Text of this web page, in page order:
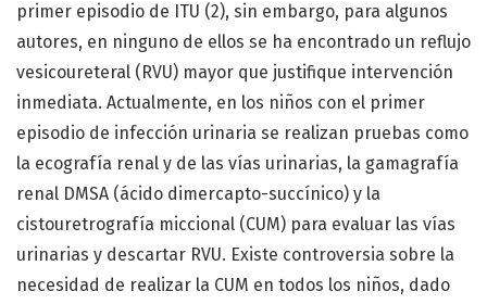
primer episodio de ITU (2), sin embargo, para algunos
autores, en ninguno de ellos se ha encontrado un reflujo
vesicoureteral (RVU) mayor que justifique intervención
inmediata. Actualmente, en los niños con el primer
episodio de infección urinaria se realizan pruebas como
la ecografía renal y de las vías urinarias, la gamagrafía
renal DMSA (ácido dimercapto-succínico) y la
cistouretrografía miccional (CUM) para evaluar las vías
urinarias y descartar RVU. Existe controversia sobre la
necesidad de realizar la CUM en todos los niños, dado